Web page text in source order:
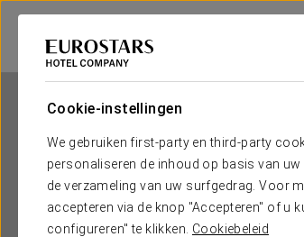
Cookie-instellingen
We gebruiken first-party en third-party
personaliseren de inhoud op basis van
de verzameling van uw surfgedrag. Voor
accepteren via de knop "Accepteren" of u
configureren" te klikken. Cookiebeleid